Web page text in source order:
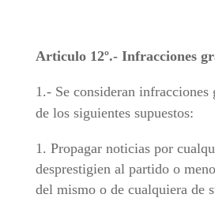
Articulo 12º.- Infracciones
1.- Se consideran infracciones
de los siguientes supuestos:
Propagar noticias por
desprestigien al partido o
del mismo o de cualquiera de